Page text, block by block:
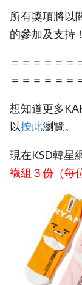
所有獎項將以
的參加及支持！
＝＝＝＝＝＝
＝＝＝＝＝＝
想知道更多
以按此瀏覽。
現在KSD韓星
襪組３份（每